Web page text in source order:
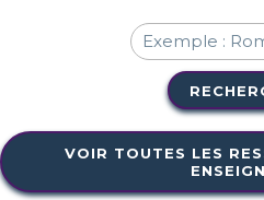
VOIR TOUTES LES